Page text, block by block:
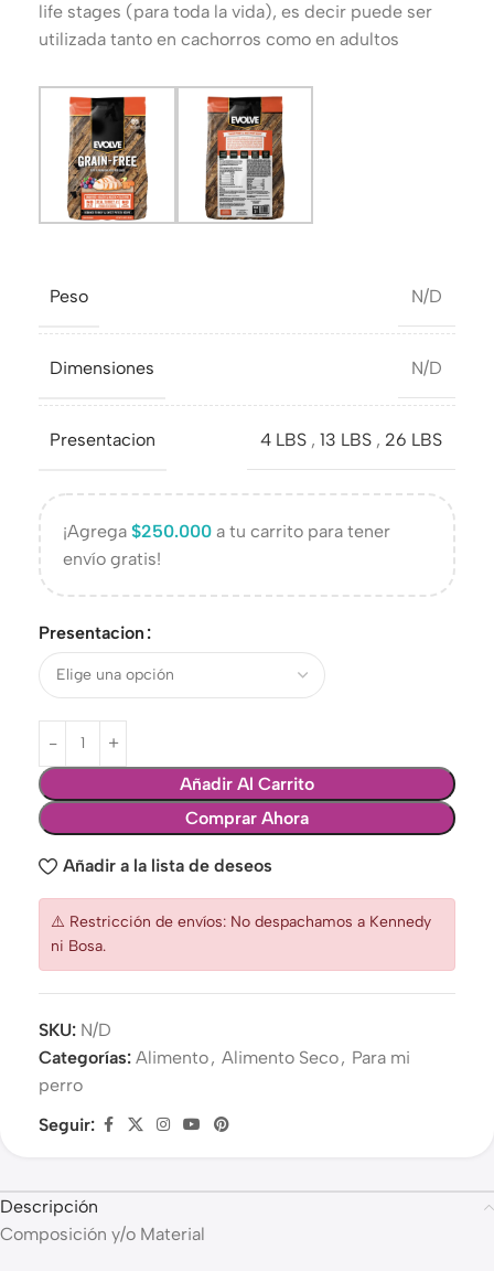
life stages (para toda la vida), es decir puede ser
utilizada tanto en cachorros como en adultos
Peso N/D
Dimensiones N/D
Presentacion 4 LBS , 13 LBS , 26 LBS
¡Agrega $250.000 a tu carrito para tener
envío gratis!
Presentacion
Añadir Al Carrito
Comprar Ahora
Añadir a la lista de deseos
⚠️ Restricción de envíos: No despachamos a Kennedy
ni Bosa.
SKU: N/D
Categorías: Alimento, Alimento Seco, Para mi
perro
Seguir:
Descripción
Composición y/o Material